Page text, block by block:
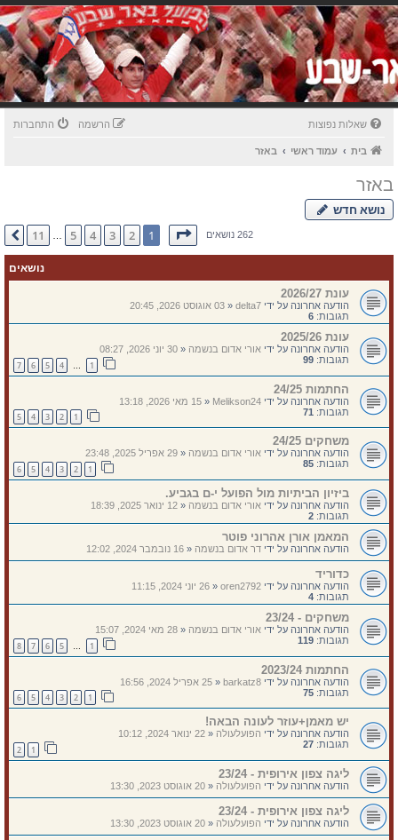
שאלות נפוצות התחברות הרשמה
בית עמוד ראשי באזר
באזר
נושא חדש
262 נושאיםדף1מתוך11
1
2
3
4
5
11 הבא
נושאים
עונת 2026/27
הודעה אחרונה על ידי delta7
«03 אוגוסט 2026, 20:45
תגובות: 6
עונת 2025/26
הודעה אחרונה על ידי אורי אדום בנשמה«30 יוני 2026, 08:27
תגובות: 99
…
4
5
6
7
החתמות 24/25
הודעה אחרונה על ידי Melikson24
«15 מאי 2026, 13:18
תגובות: 71
2
3
4
5
משחקים 24/25
הודעה אחרונה על ידי אורי אדום בנשמה«29 אפריל 2025, 23:48
תגובות: 85
2
3
4
5
6
ביזיון הביתיות מול הפועל י-ם בגביע.
הודעה אחרונה על ידי אורי אדום בנשמה«12 ינואר 2025, 18:39
תגובות: 2
המאמן אורן אהרוני פוטר
הודעה אחרונה על ידי דר אדום בנשמה«16 נובמבר 2024, 12:02
כדוריד
הודעה אחרונה על ידי oren2792
«26 יוני 2024, 11:15
תגובות: 4
משחקים - 23/24
הודעה אחרונה על ידי אורי אדום בנשמה«28 מאי 2024, 15:07
תגובות: 119
…
5
6
7
8
החתמות 2023/24
הודעה אחרונה על ידי barkatz8
«25 אפריל 2024, 16:56
תגובות: 75
2
3
4
5
6
יש מאמן+עוזר לעונה הבאה!
הודעה אחרונה על ידי הפועלעולה«22 ינואר 2024, 10:12
תגובות: 27
2
ליגה צפון אירופית - 23/24
הודעה אחרונה על ידי הפועלעולה«20 אוגוסט 2023, 13:30
ליגה צפון אירופית - 23/24
הודעה אחרונה על ידי הפועלעולה«20 אוגוסט 2023, 13:30